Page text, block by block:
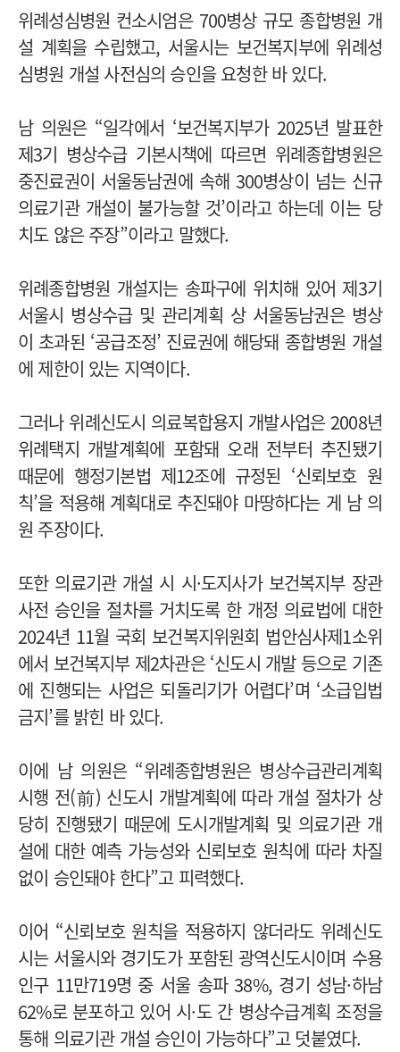
위례성심병원 컨소시엄은 700병상 규모 종합병원 개
설 계획을 수립했고, 서울시는 보건복지부에 위례성
심병원 개설 사전심의 승인을 요청한 바 있다.
남 의원은 “일각에서 ‘보건복지부가 2025년 발표한
제3기 병상수급 기본시책에 따르면 위례종합병원은
중진료권이 서울동남권에 속해 300병상이 넘는 신규
의료기관 개설이 불가능할 것’이라고 하는데 이는 당
치도 않은 주장”이라고 말했다.
위례종합병원 개설지는 송파구에 위치해 있어 제3기
서울시 병상수급 및 관리계획 상 서울동남권은 병상
이 초과된 ‘공급조정’ 진료권에 해당돼 종합병원 개설
에 제한이 있는 지역이다.
그러나 위례신도시 의료복합용지 개발사업은 2008년
위례택지 개발계획에 포함돼 오래 전부터 추진됐기
때문에 행정기본법 제12조에 규정된 ‘신뢰보호 원
칙’을 적용해 계획대로 추진돼야 마땅하다는 게 남 의
원 주장이다.
또한 의료기관 개설 시 시·도지사가 보건복지부 장관
사전 승인을 절차를 거치도록 한 개정 의료법에 대한
2024년 11월 국회 보건복지위원회 법안심사제1소위
에서 보건복지부 제2차관은 ‘신도시 개발 등으로 기존
에 진행되는 사업은 되돌리기가 어렵다’며 ‘소급입법
금지’를 밝힌 바 있다.
이에 남 의원은 “위례종합병원은 병상수급관리계획
시행 전(前) 신도시 개발계획에 따라 개설 절차가 상
당히 진행됐기 때문에 도시개발계획 및 의료기관 개
설에 대한 예측 가능성와 신뢰보호 원칙에 따라 차질
없이 승인돼야 한다”고 피력했다.
이어 “신뢰보호 원칙을 적용하지 않더라도 위례신도
시는 서울시와 경기도가 포함된 광역신도시이며 수용
인구 11만719명 중 서울 송파 38%, 경기 성남·하남
62%로 분포하고 있어 시·도 간 병상수급계획 조정을
통해 의료기관 개설 승인이 가능하다”고 덧붙였다.